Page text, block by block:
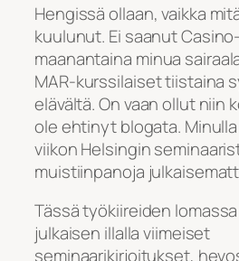
Hengissä ollaan, vaikka
kuulunut. Ei saanut
maanantaina minua
MAR-kurssilaiset tiistaina
elävältä. On vaan ollut niin
ole ehtinyt blogata.
viikon Helsingin
muistiinpanoja
Tässä työkiireiden
julkaisen illalla viimeiset
seminaarikirjoitukset,